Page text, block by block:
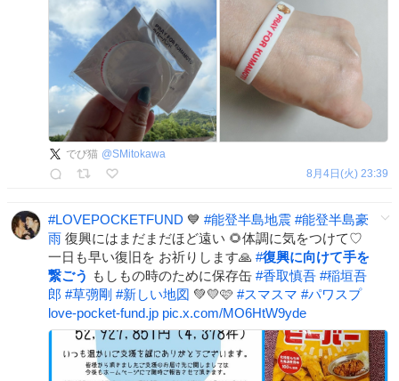
でび猫 @SMitokawa
8月4日(火) 23:39
#LOVEPOCKETFUND 💙 #能登半島地震 #能登半島豪
雨 復興にはまだまだほど遠い 🌻体調に気をつけて♡
一日も早い復旧を お祈りします🙏 #復興に向けて手を
繋ごう もしもの時のために保存缶 #香取慎吾 #稲垣吾
郎 #草彅剛 #新しい地図 💚💛🩷 #スマスマ #パワスプ
love-pocket-fund.jp pic.x.com/MO6HtW9yde